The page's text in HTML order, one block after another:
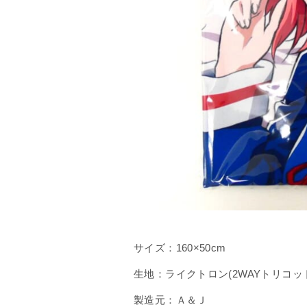
サイズ：160×50cm
生地：ライクトロン(2WAYトリコッ
製造元：Ａ＆Ｊ